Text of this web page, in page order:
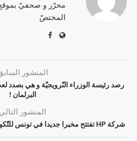
محرّر و صحفيّ بموقع
المختصّ
المنشور
البرلمان !
المنشور التالي
شركة HP تفتتح مخبرا جديدا في تونس للتّكوين في التّكنولوجيّات الحديثة